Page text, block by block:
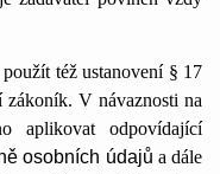
též ustanovení § 17
zákoník. V návaznosti na
aplikovat odpovídající
osobních údajů a dále